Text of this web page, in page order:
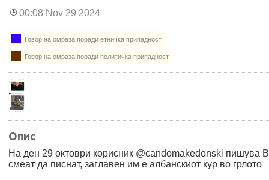
00:08 Nov 29 2024
Говор на омраза поради етничка припадност
Говор на омраза поради политичка припадност
Опис
На ден 29 октоври корисник @candomakedonski пишува
смеат да писнат, заглавен им е албанскиот кур во грлото